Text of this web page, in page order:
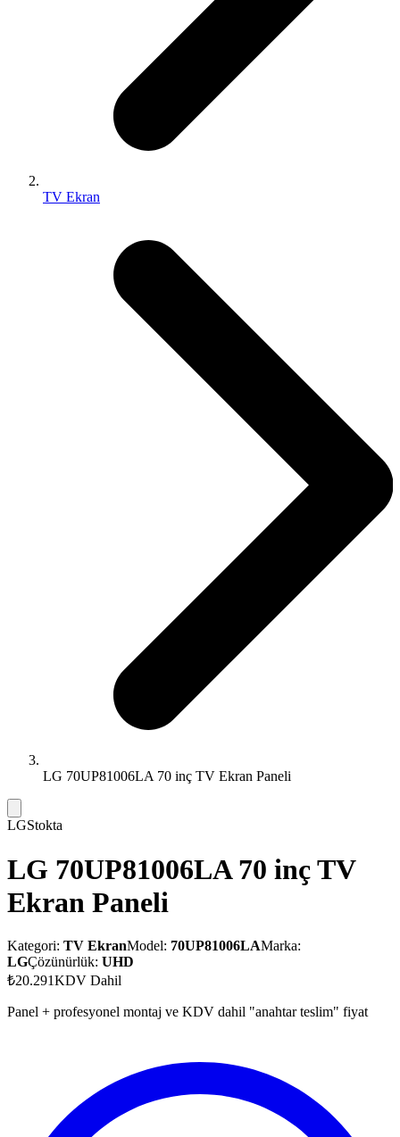
TV Ekran
LG 70UP81006LA 70 inç TV Ekran Paneli
LGStokta
LG 70UP81006LA 70 inç TV
Ekran Paneli
Kategori: TV EkranModel: 70UP81006LAMarka:
LGÇözünürlük: UHD
₺20.291KDV Dahil
Panel + profesyonel montaj ve KDV dahil "anahtar teslim" fiyat